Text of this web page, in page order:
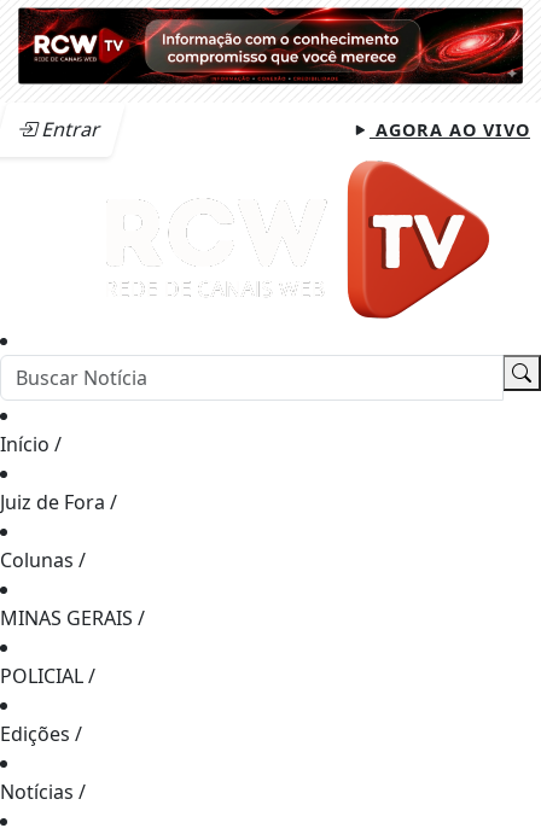
Entrar AGORA AO VIVO
Início /
Juiz de Fora /
Colunas /
MINAS GERAIS /
POLICIAL/
Edições /
Notícias /